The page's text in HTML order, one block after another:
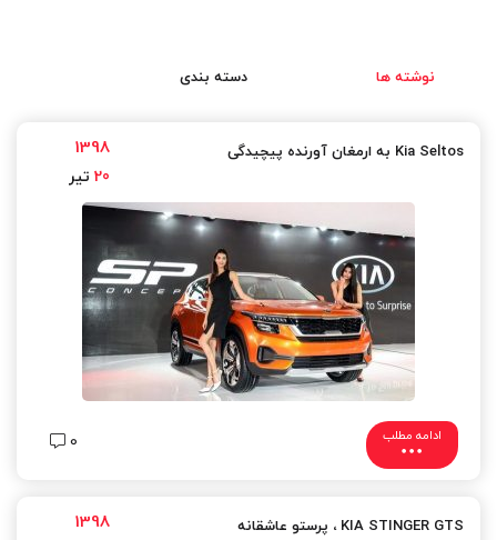
نوشته ها دسته بندی
Kia Seltos به ارمغان آورنده پیچیدگی 1398
20 تیر
ادامه مطلب 0
KIA STINGER GTS ،​ پرستو عاشقانه 1398